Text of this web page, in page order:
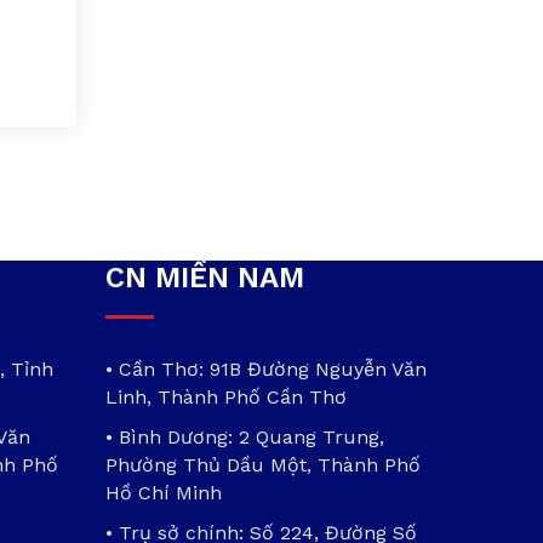
Tỉnh
Phố
CN MIỀN NAM
• Cần Thơ: 91B Đường Nguyễn Văn
Linh, Thành Phố Cần Thơ
• Bình Dương: 2 Quang Trung,
Phường Thủ Dầu Một, Thành Phố
Hồ Chí Minh
• Trụ sở chính: Số 224, Đường Số